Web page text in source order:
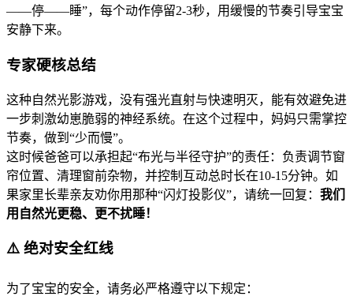
——停——睡”，每个动作停留2-3秒，用缓慢的节奏引导宝宝
安静下来。
专家硬核总结
这种自然光影游戏，没有强光直射与快速明灭，能有效避免进
一步刺激幼崽脆弱的神经系统。在这个过程中，妈妈只需掌控
节奏，做到“少而慢”。
这时候爸爸可以承担起“布光与半径守护”的责任：负责调节窗
帘位置、清理窗前杂物，并控制互动总时长在10-15分钟。如
果家里长辈亲友劝你用那种“闪灯投影仪”，请统一回复： 我们
用自然光更稳、更不扰睡！
⚠️ 绝对安全红线
为了宝宝的安全，请务必严格遵守以下规定：